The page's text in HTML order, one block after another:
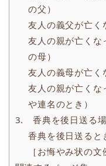
の父）
友人の義父が亡
友人の親が亡く
の母）
友人の義母が亡
友人の親が亡く
や連名のとき）
3. 香典を後日送る場
香典を後日送ると
［お悔やみ状の